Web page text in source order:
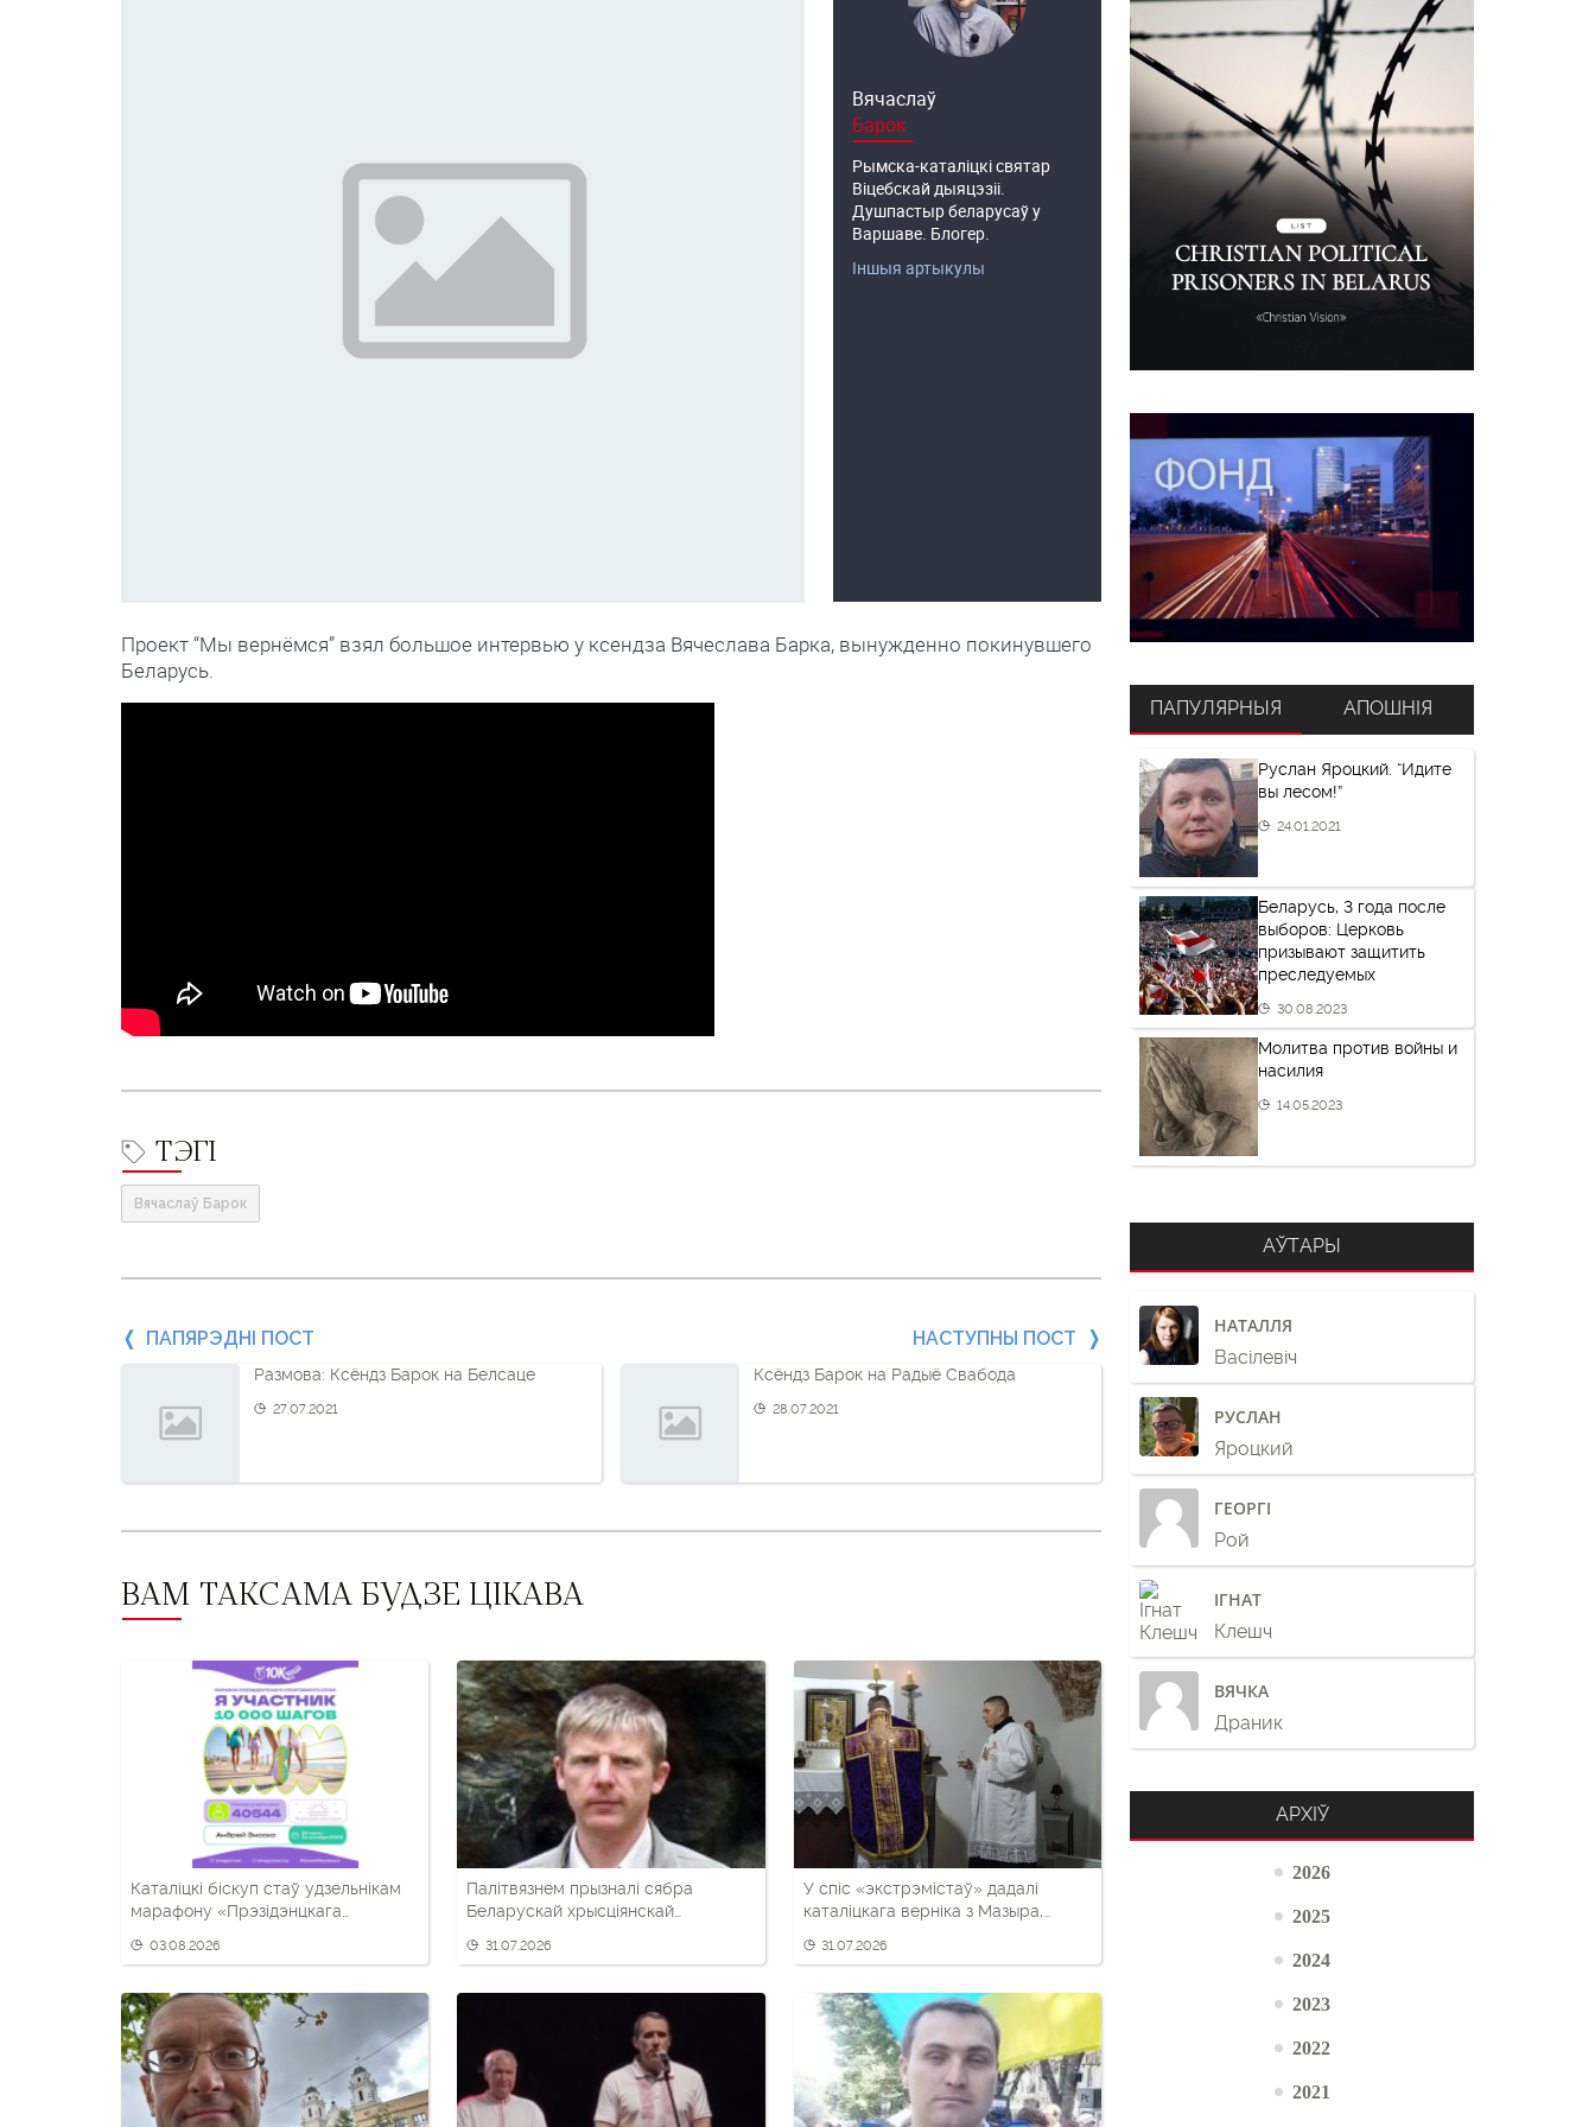
Вячаслаў
Барок
Рымска-каталіцкі святар
Віцебскай дыяцэзіі.
Душпастыр беларусаў у
Варшаве. Блогер.
Іншыя артыкулы
Проект “Мы вернёмся” взял большое интервью у ксендза Вячеслава Барка, вынужденно покинувшего
Беларусь.
ТЭГІ
Вячаслаў Барок
Папярэдні
пост
наступны
пост
ПАПЯРЭДНІ ПОСТ
Размова: Ксёндз Барок на Белсаце
27.07.2021
НАСТУПНЫ ПОСТ
Ксёндз Барок на Радыё Свабода
28.07.2021
ВАМ ТАКСАМА БУДЗЕ ЦІКАВА
Каталіцкі біскуп стаў удзельнікам
марафону «Прэзідэнцкага
03.08.2026
Палітвязнем прызналі сябра
Беларускай хрысціянскай
31.07.2026
У спіс «экстрэмістаў» дадалі
каталіцкага верніка з Мазыра,
31.07.2026
ПАПУЛЯРНЫЯ
Руслан Яроцкий. “Идите
вы лесом!”
24.01.2021
Беларусь, 3 года после
выборов: Церковь
призывают защитить
преследуемых
30.08.2023
Молитва против войны и
насилия
14.05.2023
АПОШНІЯ
АЎТАРЫ
НАТАЛЛЯ
Васілевіч
РУСЛАН
Яроцкий
ГЕОРГІ
Рой
ІГНАТ
Клешч
ВЯЧКА
Драник
АРХІЎ
2026
2025
2024
2023
2022
2021